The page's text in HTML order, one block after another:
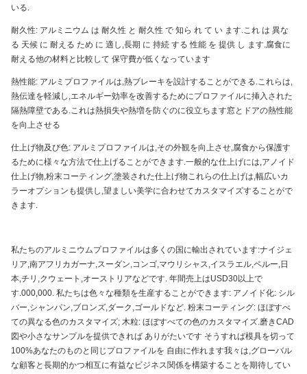
いる.
耐久性: アルミニウム は 耐久性 と 耐久性 で 知ら れ て い ます.これ は 異な
る 天候 に 耐える ため に 適し,長期 に 持続 する 性能 を 提供 し ます.腐食に
耐える他の材料と比較して 保守費が低くなっています
熱性能: アルミプロファイルは,熱ブレーキを設計することができる.これらは,
熱伝達を軽減し,エネルギー効率を改善するためにプロファイルに挿入された
隔熱障壁である.これは熱損失や熱増を防ぐのに役立ちます窓とドアの熱性能
を向上させる
仕上げ物及び色: アルミプロファイルは,その外観を向上させ,腐食から保護す
るために様々な方法で仕上げることができます.一般的な仕上げには,アノイド
仕上げ物,粉末コーティング,塗装された仕上げ物これらの仕上げは,幅広いカ
ラーオプションも提供し,望ましい美学に合わせてカスタマイズすることがで
きます.
私たちのアルミニウムプロファイルは多くの国に輸出されています:ナイジェ
リア,南アフリカガーナ,スーダン,コンゴ,マウリシャス,イスラエル,ペルー,日
本,チリ,クウェート,オーストリアなどです. 年間売上はUSD30以上で
す.000,000. 私たちは色々な種類を生産することができます: アノイド化: シル
バー,シャンパン,ブロンズ,ダーク,ゴールドなど. 粉末コーティング: ほぼすべ
ての異なる色のカスタマイズ; 木粒: ほぼすべての色のカスタマイズ.磨きCAD
図や小さなサンプルを提供できれば ありがたいです そうすれば模具を切って
100%あなたのものと同じプロファイルを 自由に作れます我々は,グローバル
な顧客と長期的かつ相互に有益なビジネス関係を構築することを期待してい